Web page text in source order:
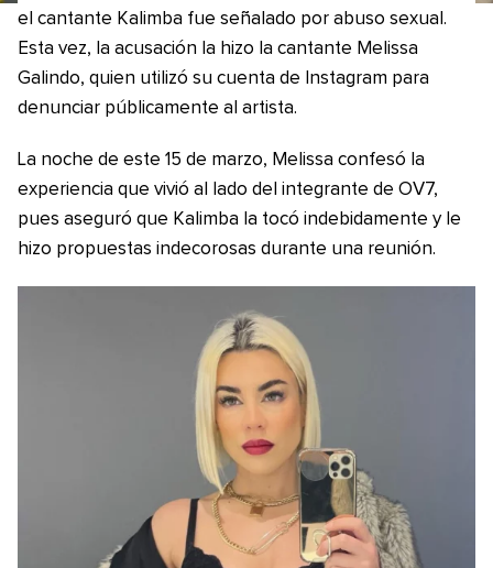
el cantante Kalimba fue señalado por abuso sexual.
Esta vez, la acusación la hizo la cantante Melissa
Galindo, quien utilizó su cuenta de Instagram para
denunciar públicamente al artista.
La noche de este 15 de marzo, Melissa confesó la
experiencia que vivió al lado del integrante de OV7,
pues aseguró que Kalimba la tocó indebidamente y le
hizo propuestas indecorosas durante una reunión.